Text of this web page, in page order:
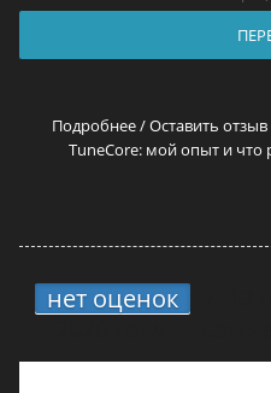
Подробнее / Оставить отзыв
TuneCore: мой опыт и что
нет оценок